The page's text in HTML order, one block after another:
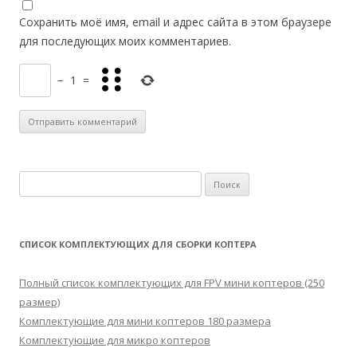
Сохранить моё имя, email и адрес сайта в этом браузере
для последующих моих комментариев.
− 1 =
а
т
:
СПИСОК КОМПЛЕКТУЮЩИХ ДЛЯ СБОРКИ КОПТЕРА
Полный список комплектующих для FPV мини коптеров (250
размер)
Комплектующие для мини коптеров 180 размера
Комплектующие для микро коптеров